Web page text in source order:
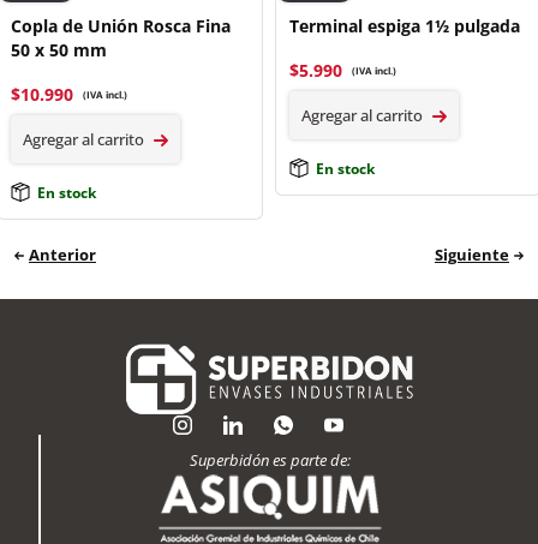
Copla de Unión Rosca Fina
50 x 50 mm
$10.990 (IVA incl.)
Agregar al carrito
En stock
Terminal espiga 1½ pulgada
$5.990 (IVA incl.)
Agregar al carrito
En stock
Anterior Siguiente
Superbidón es parte de: